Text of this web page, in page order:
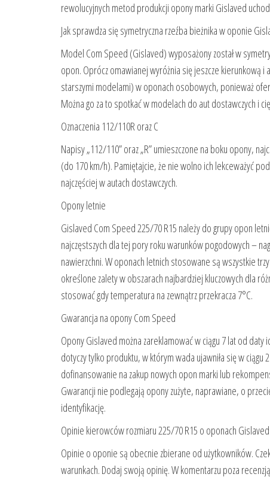
rewolucyjnych metod produkcji opony marki Gislaved
Jak sprawdza się symetryczna rzeźba bieżnika w oponie
Model Com Speed (Gislaved) wyposażony został w
opon. Oprócz omawianej wyróżnia się jeszcze kierunkową
starszymi modelami) w oponach osobowych, ponieważ
Można go za to spotkać w modelach do aut dostawczych i
Oznaczenia 112/110R oraz C
Napisy „112/110” oraz „R” umieszczone na boku opony,
(do 170 km/h). Pamiętajcie, że nie wolno ich lekceważyć
najczęściej w autach dostawczych.
Opony letnie
Gislaved Com Speed 225/70 R15 należy do grupy opon
najczęstszych dla tej pory roku warunków pogodowych –
nawierzchni. W oponach letnich stosowane są wszystkie
określone zalety w obszarach najbardziej kluczowych dla
stosować gdy temperatura na zewnątrz przekracza 7°C.
Gwarancja na opony Com Speed
Opony Gislaved można zareklamować w ciągu 7 lat od
dotyczy tylko produktu, w którym wada ujawniła się w
dofinansowanie na zakup nowych opon marki lub
Gwarancji nie podlegają opony zużyte, naprawiane, o
identyfikację.
Opinie kierowców rozmiaru 225/70 R15 o oponach
Opinie o oponie są obecnie zbierane od użytkowników.
warunkach. Dodaj swoją opinię. W komentarzu poza